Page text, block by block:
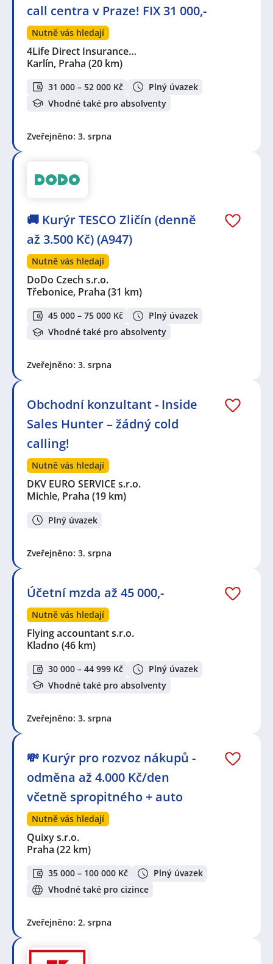
call centra v Praze! FIX 31 000,-
Nutně vás hledají
4Life Direct Insurance…
Karlín, Praha (20 km)
31 000 – 52 000 Kč
Plný úvazek
Vhodné také pro absolventy
Zveřejněno: 3. srpna
🚚 Kurýr TESCO Zličín (denně
až 3.500 Kč) (A947)
Nutně vás hledají
DoDo Czech s.r.o.
Třebonice, Praha (31 km)
45 000 – 75 000 Kč
Plný úvazek
Vhodné také pro absolventy
Zveřejněno: 3. srpna
Obchodní konzultant - Inside
Sales Hunter – žádný cold
calling!
Nutně vás hledají
DKV EURO SERVICE s.r.o.
Michle, Praha (19 km)
Plný úvazek
Zveřejněno: 3. srpna
Účetní mzda až 45 000,-
Nutně vás hledají
Flying accountant s.r.o.
Kladno (46 km)
30 000 – 44 999 Kč
Plný úvazek
Vhodné také pro absolventy
Zveřejněno: 3. srpna
💸 Kurýr pro rozvoz nákupů -
odměna až 4.000 Kč/den
včetně spropitného + auto
Nutně vás hledají
Quixy s.r.o.
Praha (22 km)
35 000 – 100 000 Kč
Plný úvazek
Vhodné také pro cizince
Zveřejněno: 2. srpna